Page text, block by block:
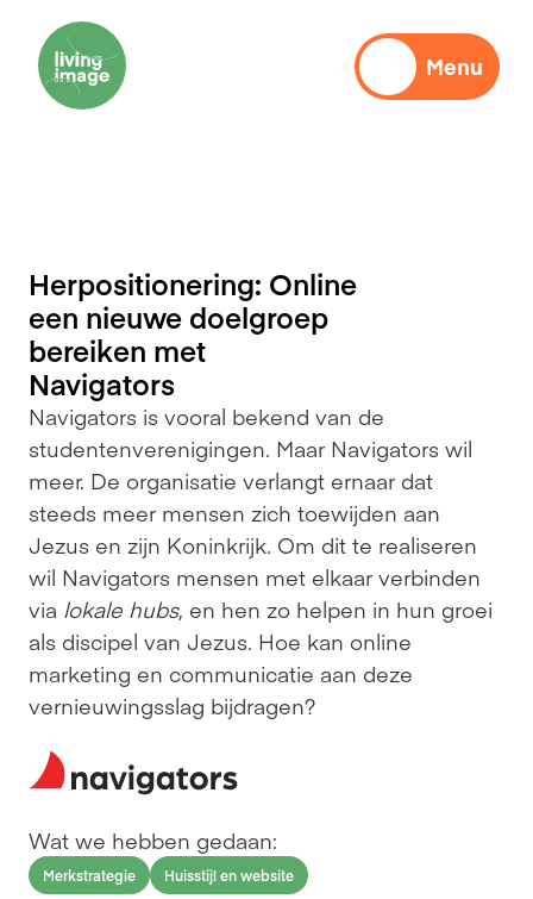
Menu
Herpositionering: Online
een nieuwe doelgroep
bereiken met
Navigators
Navigators is vooral bekend van de
studentenverenigingen. Maar Navigators wil
meer. De organisatie verlangt ernaar dat
steeds meer mensen zich toewijden aan
Jezus en zijn Koninkrijk. Om dit te realiseren
wil Navigators mensen met elkaar verbinden
via lokale hubs, en hen zo helpen in hun groei
als discipel van Jezus. Hoe kan online
marketing en communicatie aan deze
vernieuwingsslag bijdragen?
Wat we hebben gedaan:
Merkstrategie Huisstijl en website